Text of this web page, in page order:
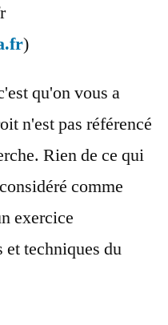
)
qu'on vous a
n'est pas référencé
Rien de ce qui
comme
exercice
et techniques du